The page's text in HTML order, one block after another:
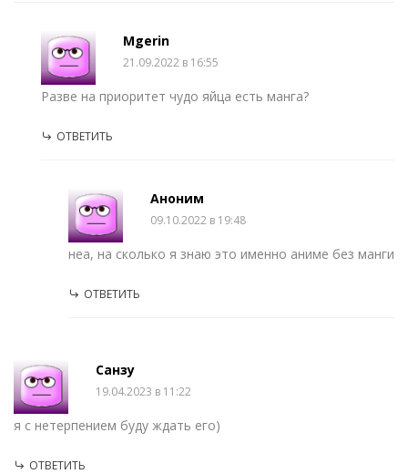
Mgerin
21.09.2022 в 16:55
Разве на приоритет чудо яйца есть манга?
ОТВЕТИТЬ
Аноним
09.10.2022 в 19:48
неа, на сколько я знаю это именно аниме без манги
ОТВЕТИТЬ
Санзу
19.04.2023 в 11:22
я с нетерпением буду ждать его)
ОТВЕТИТЬ